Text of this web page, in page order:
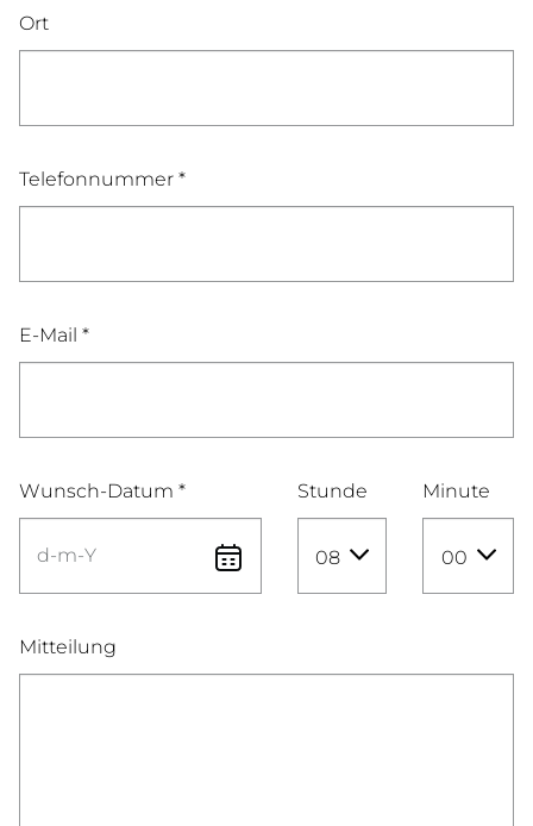
Ort
Telefonnummer *
E-Mail *
Wunsch-Datum * Stunde
08
Minute
00
Mitteilung